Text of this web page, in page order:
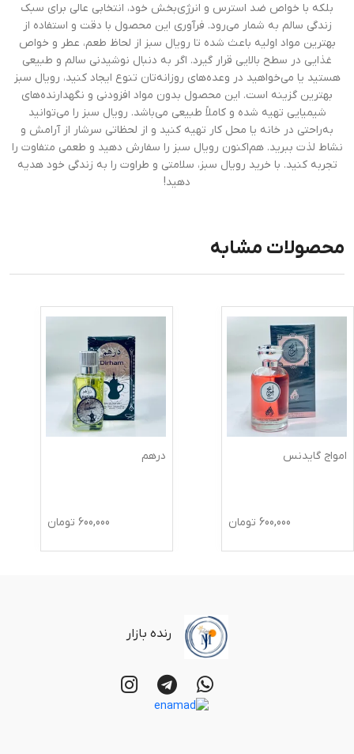
بلکه با خواص ضد استرس و انرژی‌بخش خود، انتخابی عالی برای سبک
زندگی سالم به شمار می‌رود. فرآوری این محصول با دقت و استفاده از
بهترین مواد اولیه باعث شده تا رویال سبز از لحاظ طعم، عطر و خواص
غذایی در سطح بالایی قرار گیرد. اگر به دنبال نوشیدنی سالم و طبیعی
هستید یا می‌خواهید در وعده‌های روزانه‌تان تنوع ایجاد کنید، رویال سبز
بهترین گزینه است. این محصول بدون مواد افزودنی و نگهدارنده‌های
شیمیایی تهیه شده و کاملاً طبیعی می‌باشد. رویال سبز را می‌توانید
به‌راحتی در خانه یا محل کار تهیه کنید و از لحظاتی سرشار از آرامش و
نشاط لذت ببرید. هم‌اکنون رویال سبز را سفارش دهید و طعمی متفاوت را
تجربه کنید. با خرید رویال سبز، سلامتی و طراوت را به زندگی خود هدیه
دهید!
محصولات مشابه
امواج گایدنس
600,000 تومان
درهم
600,000 تومان
رنده بازار